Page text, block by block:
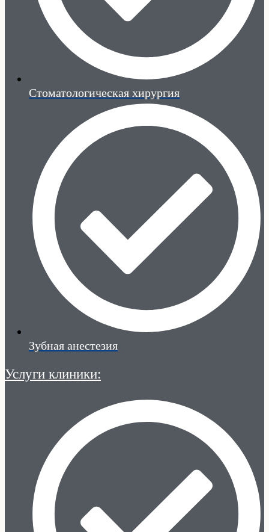
Стоматологическая хирургия
Зубная анестезия
Услуги клиники: